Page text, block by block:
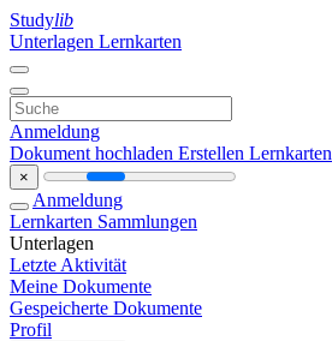
Studylib
Unterlagen Lernkarten
Anmeldung
Dokument hochladen Erstellen Lernkarten
×
Anmeldung
Lernkarten Sammlungen
Unterlagen
Letzte Aktivität
Meine Dokumente
Gespeicherte Dokumente
Profil